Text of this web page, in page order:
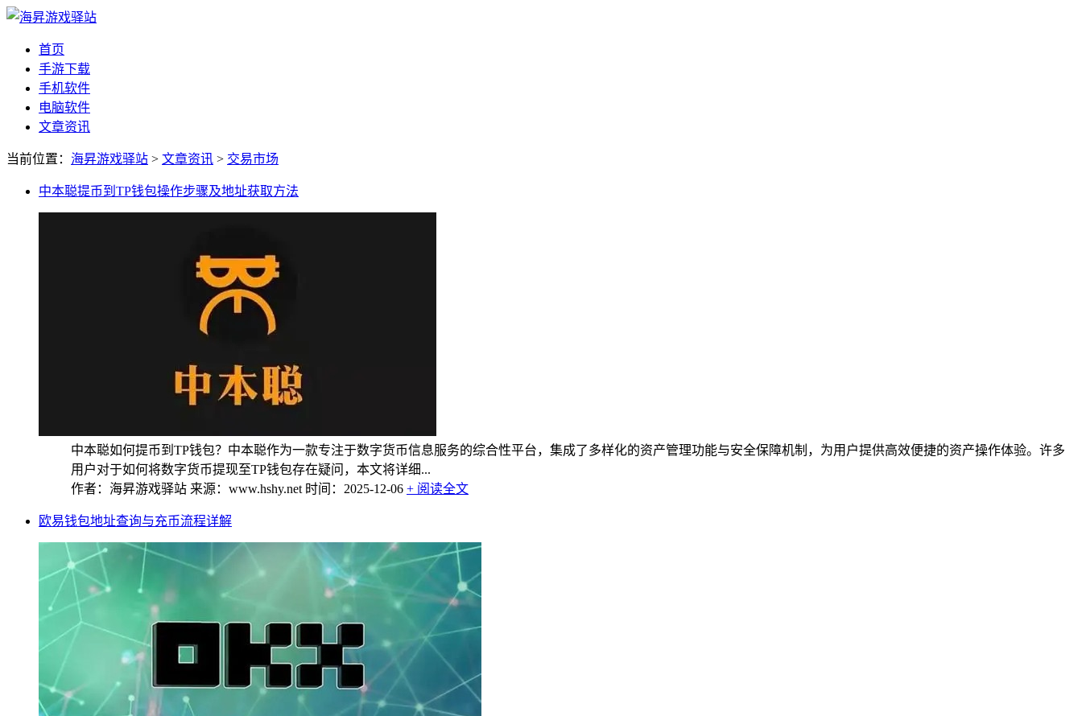
首页
手游下载
手机软件
电脑软件
文章资讯
当前位置： 海昇游戏驿站 > 文章资讯 > 交易市场
中本聪提币到TP钱包操作步骤及地址获取方法
中本聪如何提币到TP钱包？中本聪作为一款专注于数字货币信息服务的综合性平台，集成了多样化的资产管理功能与安全保障机制，为用户提供高效便捷的资产操作体验。许多
用户对于如何将数字货币提现至TP钱包存在疑问，本文将详细...
作者：海昇游戏驿站 来源：www.hshy.net 时间：2025-12-06 + 阅读全文
欧易钱包地址查询与充币流程详解